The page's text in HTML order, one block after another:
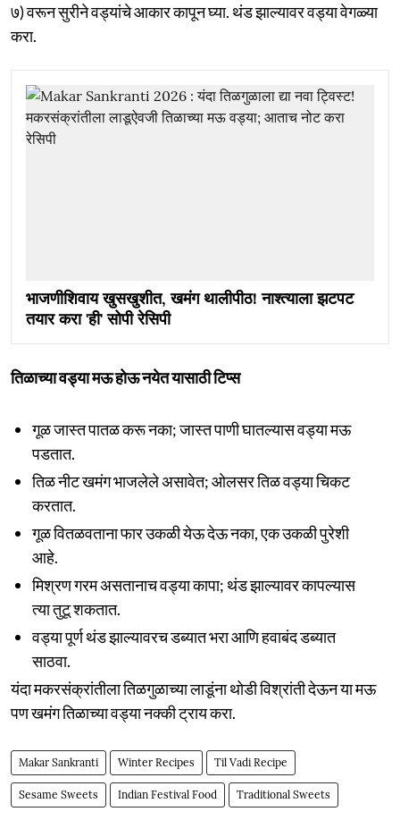
७) वरून सुरीने वड्यांचे आकार कापून घ्या. थंड झाल्यावर वड्या वेगळ्या
करा.
भाजणीशिवाय खुसखुशीत, खमंग थालीपीठ! नाश्त्याला झटपट
तयार करा 'ही' सोपी रेसिपी
तिळाच्या वड्या मऊ होऊ नयेत यासाठी टिप्स
गूळ जास्त पातळ करू नका; जास्त पाणी घातल्यास वड्या मऊ
पडतात.
तिळ नीट खमंग भाजलेले असावेत; ओलसर तिळ वड्या चिकट
करतात.
गूळ वितळवताना फार उकळी येऊ देऊ नका, एक उकळी पुरेशी
आहे.
मिश्रण गरम असतानाच वड्या कापा; थंड झाल्यावर कापल्यास
त्या तुटू शकतात.
वड्या पूर्ण थंड झाल्यावरच डब्यात भरा आणि हवाबंद डब्यात
साठवा.
यंदा मकरसंक्रांतीला तिळगुळाच्या लाडूंना थोडी विश्रांती देऊन या मऊ
पण खमंग तिळाच्या वड्या नक्की ट्राय करा.
Makar Sankranti Winter Recipes Til Vadi Recipe
Sesame Sweets Indian Festival Food Traditional Sweets